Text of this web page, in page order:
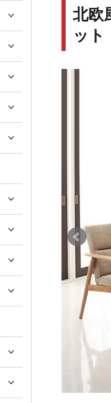
北欧
ット